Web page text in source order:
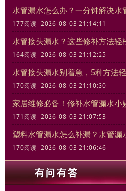
水管漏水怎么办？一分钟解决水
177阅读 2026-08-03 21:14:11
水管接头漏水？这些修补方法轻
164阅读 2026-08-03 21:12:25
水管接头漏水别着急，5种方法
170阅读 2026-08-03 21:10:30
家居维修必备！修补水管漏水小
171阅读 2026-08-03 21:07:53
170阅读 2026-08-03 21:06:46